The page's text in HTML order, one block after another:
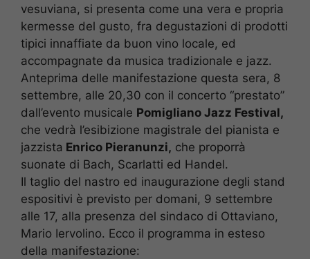
vesuviana, si presenta come una vera e propria
kermesse del gusto, fra degustazioni di prodotti
tipici innaffiate da buon vino locale, ed
accompagnate da musica tradizionale e jazz.
Anteprima delle manifestazione questa sera, 8
settembre, alle 20,30 con il concerto “prestato”
dall’evento musicale Pomigliano Jazz Festival,
che vedrà l’esibizione magistrale del pianista e
jazzista Enrico Pieranunzi, che proporrà
suonate di Bach, Scarlatti ed Handel.
Il taglio del nastro ed inaugurazione degli stand
espositivi è previsto per domani, 9 settembre
alle 17, alla presenza del sindaco di Ottaviano,
Mario Iervolino. Ecco il programma in esteso
della manifestazione: